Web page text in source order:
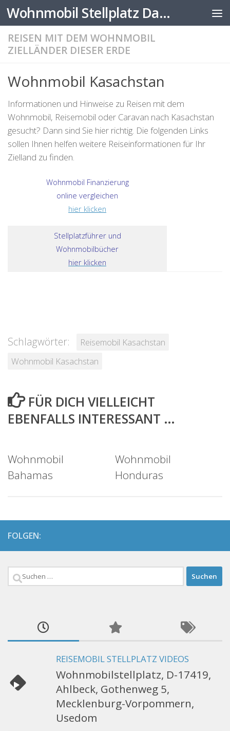
Zum Inhalt springen Wohnmobil Stellplatz Datenbank
REISEN MIT DEM WOHNMOBIL
ZIELLÄNDER DIESER ERDE
Wohnmobil Kasachstan
Informationen und Hinweise zu Reisen mit dem
Wohnmobil, Reisemobil oder Caravan nach Kasachstan
gesucht? Dann sind Sie hier richtig. Die folgenden Links
sollen Ihnen helfen weitere Reiseinformationen für Ihr
Zielland zu finden.
Wohnmobil Finanzierung
online vergleichen
hier klicken
Stellplatzführer und
Wohnmobilbücher
hier klicken
Schlagwörter:
Reisemobil Kasachstan
Wohnmobil Kasachstan
FÜR DICH VIELLEICHT
EBENFALLS INTERESSANT …
Wohnmobil
Bahamas
Wohnmobil
Honduras
FOLGEN:
Suchen
REISEMOBIL STELLPLATZ VIDEOS
Wohnmobilstellplatz, D-17419,
Ahlbeck, Gothenweg 5,
Mecklenburg-Vorpommern,
Usedom